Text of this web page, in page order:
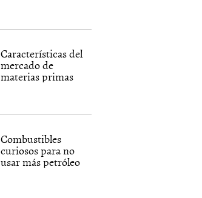
Características del
mercado de
materias primas
Combustibles
curiosos para no
usar más petróleo